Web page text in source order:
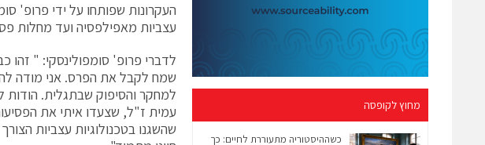
העקרונות שפותחו על ידי פרופ'
עצביות מאפילפסיה ועד מחלות
לדברי פרופ' סומפולינסקי: " זהו
שמח לקבל את הפרס. אני מודה
למחקר והסיפוק שבתגלית. הודות
עמית ז"ל, שצעדו איתי את
שהשגנו בטכנולוגיות עצביות
מחוץ לקופסה
כשההיסטוריה מתעוררת לחיים: כך